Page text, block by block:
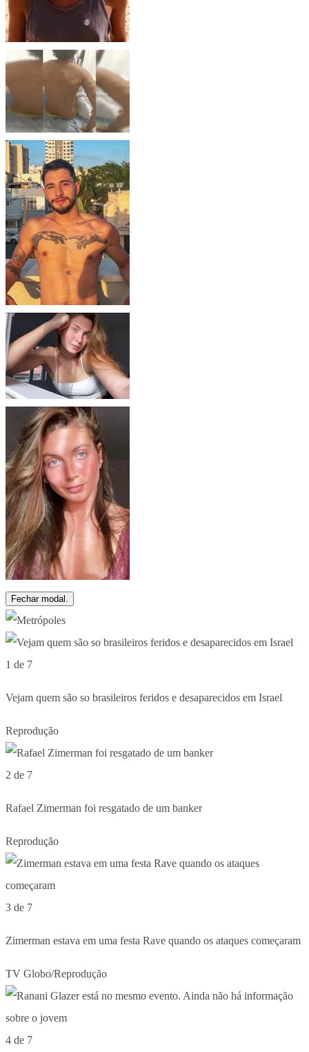
Fechar modal.
1 de 7
Vejam quem são so brasileiros feridos e desaparecidos em Israel
Reprodução
2 de 7
Rafael Zimerman foi resgatado de um banker
Reprodução
3 de 7
Zimerman estava em uma festa Rave quando os ataques começaram
TV Globo/Reprodução
4 de 7